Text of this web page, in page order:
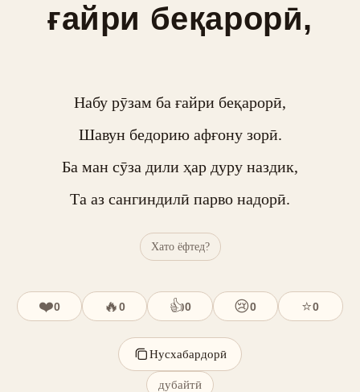
ғайри беқарорӣ,
Набу рӯзам ба ғайри беқарорӣ,
Шавун бедорию афғону зорӣ.
Ба ман сӯза дили ҳар дуру наздик,
Та аз сангиндилӣ парво надорӣ.
Хато ёфтед?
❤️0 🔥0 👍0 😢0 ⭐0
Нусхабардорӣ
дубайтӣ